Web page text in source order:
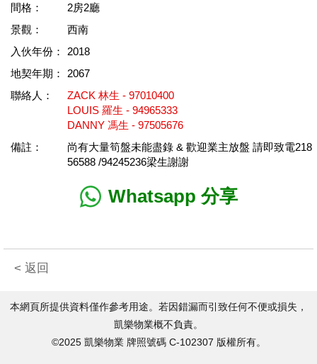
間格：
2房2廳
景觀：
西南
入伙年份：
2018
地契年期：
2067
聯絡人：
ZACK 林生 - 97010400
LOUIS 羅生 - 94965333
DANNY 馮生 - 97505676
備註：
尚有大量筍盤未能盡錄 & 歡迎業主放盤 請即致電218
56588 /94245236梁生謝謝
Whatsapp 分享
< 返回
本網頁所提供資料僅作參考用途。若因錯漏而引致任何不便或損失，
凱樂物業概不負責。
©2025 凱樂物業 牌照號碼 C-102307 版權所有。